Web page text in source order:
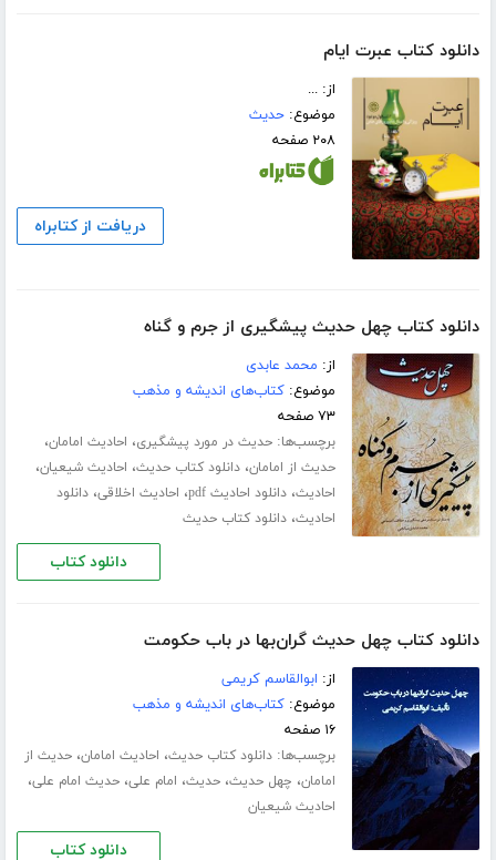
دانلود کتاب عبرت ایام
از: ...
موضوع:حدیث
۲۰۸ صفحه
دریافت از کتابراه
دانلود کتاب چهل حدیث پیشگیری از جرم و گناه
از: محمد عابدی
موضوع:کتاب‌های اندیشه و مذهب
۷۳ صفحه
برچسب‌ها:حدیث در مورد پیشگیری، احادیث امامان،
حدیث از امامان،دانلود کتاب حدیث، احادیث شیعیان،
احادیث،دانلود احادیث pdf ، احادیث اخلاقی،دانلود
احادیث،دانلود کتاب حدیث
دانلود کتاب
دانلود کتاب چهل حدیث گران‌بها در باب حکومت
از: ابوالقاسم کریمی
موضوع:کتاب‌های اندیشه و مذهب
۱۶ صفحه
برچسب‌ها:دانلود کتاب حدیث، احادیث امامان،حدیث از
امامان، چهل حدیث،حدیث، امام علی،حدیث امام علی،
احادیث شیعیان
دانلود کتاب